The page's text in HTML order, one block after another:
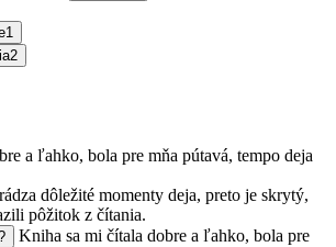
1
2
a ľahko, bola pre mňa pútavá, tempo deja
dôležité momenty deja, preto je skrytý,
pôžitok z čítania.
Kniha sa mi čítala dobre a ľahko, bola pre